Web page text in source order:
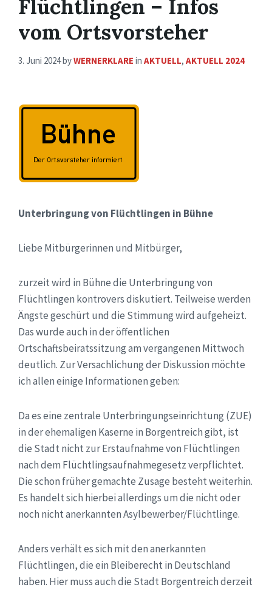
Flüchtlingen – Infos
vom Ortsvorsteher
3. Juni 2024byWERNERKLARE in AKTUELL, AKTUELL 2024
Unterbringung von Flüchtlingen in Bühne
Liebe Mitbürgerinnen und Mitbürger,
zurzeit wird in Bühne die Unterbringung von
Flüchtlingen kontrovers diskutiert. Teilweise werden
Ängste geschürt und die Stimmung wird aufgeheizt.
Das wurde auch in der öffentlichen
Ortschaftsbeiratssitzung am vergangenen Mittwoch
deutlich. Zur Versachlichung der Diskussion möchte
ich allen einige Informationen geben:
Da es eine zentrale Unterbringungseinrichtung (ZUE)
in der ehemaligen Kaserne in Borgentreich gibt, ist
die Stadt nicht zur Erstaufnahme von Flüchtlingen
nach dem Flüchtlingsaufnahmegesetz verpflichtet.
Die schon früher gemachte Zusage besteht weiterhin.
Es handelt sich hierbei allerdings um die nicht oder
noch nicht anerkannten Asylbewerber/Flüchtlinge.
Anders verhält es sich mit den anerkannten
Flüchtlingen, die ein Bleiberecht in Deutschland
haben. Hier muss auch die Stadt Borgentreich derzeit